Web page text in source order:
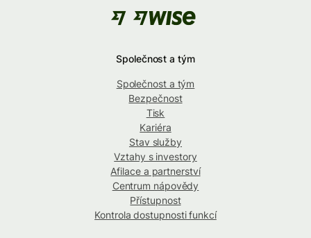
Společnost a tým
Společnost a tým
Bezpečnost
Tisk
Kariéra
Stav služby
Vztahy s investory
Afilace a partnerství
Centrum nápovědy
Přístupnost
Kontrola dostupnosti funkcí